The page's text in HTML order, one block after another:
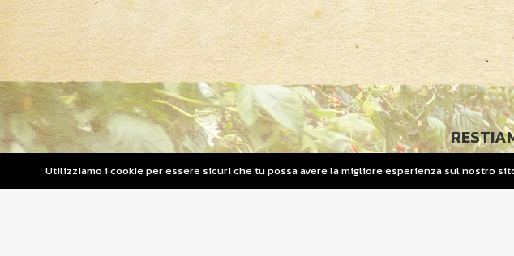
© 2019 COPYRIGHT
Utilizziamo i cookie per essere sicuri che tu possa avere la migliore esperienza sul nostro